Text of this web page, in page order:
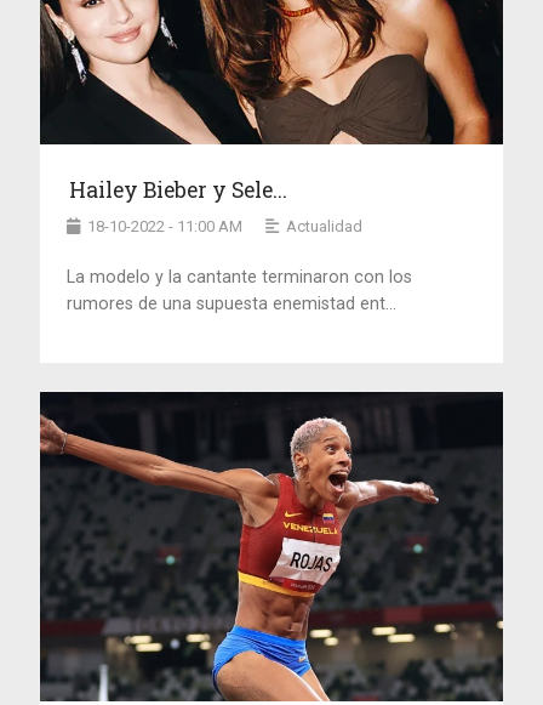
Hailey Bieber y Sele...
18-10-2022 - 11:00 AM Actualidad
La modelo y la cantante terminaron con los
rumores de una supuesta enemistad ent...